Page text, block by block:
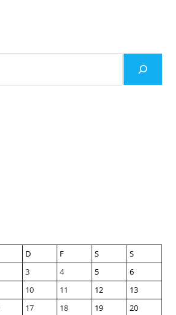
D F S
S
3 4 5
6
10 11 12
13
17 18 19
20